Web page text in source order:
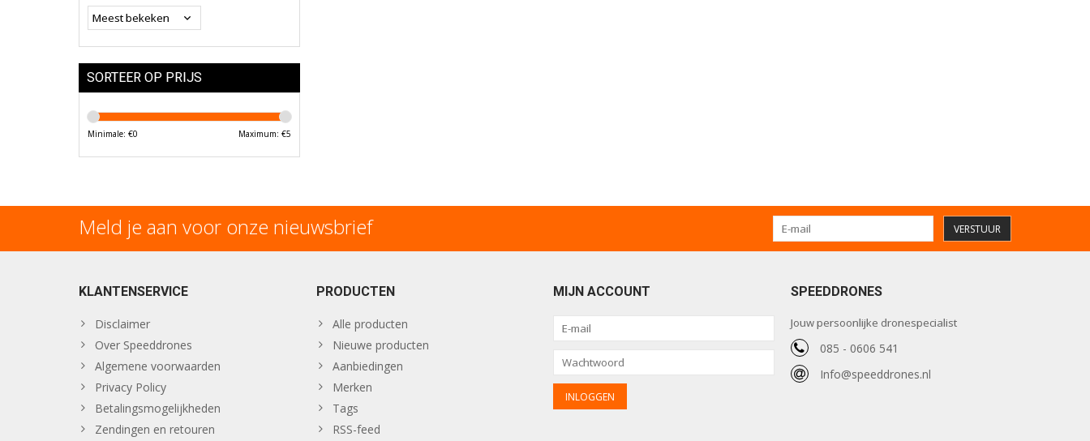
SORTEER OP PRIJS
Minimale: €0 Maximum: €5
Meld je aan voor onze nieuwsbrief VERSTUUR
KLANTENSERVICE
Disclaimer
Over Speeddrones
Algemene voorwaarden
Privacy Policy
Betalingsmogelijkheden
Zendingen en retouren
PRODUCTEN
Alle producten
Nieuwe producten
Aanbiedingen
Merken
Tags
RSS-feed
MIJN ACCOUNT SPEEDDRONES
Jouw persoonlijke dronespecialist
085 - 0606 541
Info@speeddrones.nl